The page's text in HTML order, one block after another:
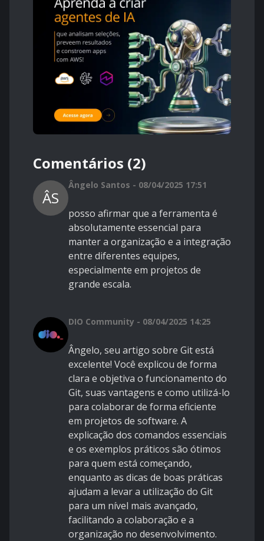
Comentários (2)
ÂS
Ângelo Santos - 08/04/2025 17:51
posso afirmar que a ferramenta é
absolutamente essencial para
manter a organização e a integração
entre diferentes equipes,
especialmente em projetos de
grande escala.
DIO Community - 08/04/2025 14:25
Ângelo, seu artigo sobre Git está
excelente! Você explicou de forma
clara e objetiva o funcionamento do
Git, suas vantagens e como utilizá-lo
para colaborar de forma eficiente
em projetos de software. A
explicação dos comandos essenciais
e os exemplos práticos são ótimos
para quem está começando,
enquanto as dicas de boas práticas
ajudam a levar a utilização do Git
para um nível mais avançado,
facilitando a colaboração e a
organização no desenvolvimento.